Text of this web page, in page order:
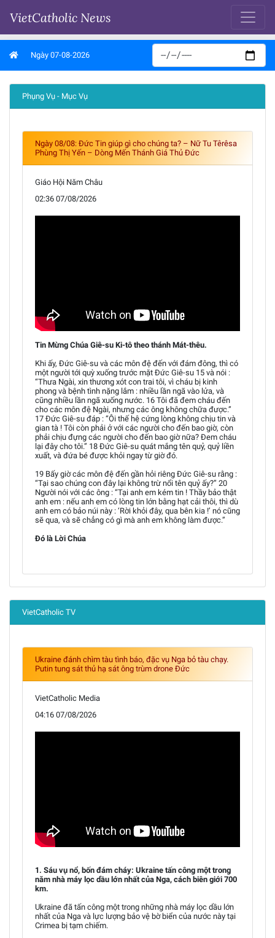
VietCatholic News
Ngày 07-08-2026
Phụng Vụ - Mục Vụ
Ngày 08/08: Đức Tin giúp gì cho chúng ta? – Nữ Tu Têrêsa
Phùng Thị Yến – Dòng Mến Thánh Giá Thủ Đức
Giáo Hội Năm Châu
02:36 07/08/2026
Tin Mừng Chúa Giê-su Ki-tô theo thánh Mát-thêu.
Khi ấy, Đức Giê-su và các môn đệ đến với đám đông, thì có
một người tới quỳ xuống trước mặt Đức Giê-su 15 và nói :
“Thưa Ngài, xin thương xót con trai tôi, vì cháu bị kinh
phong và bệnh tình nặng lắm : nhiều lần ngã vào lửa, và
cũng nhiều lần ngã xuống nước. 16 Tôi đã đem cháu đến
cho các môn đệ Ngài, nhưng các ông không chữa được.”
17 Đức Giê-su đáp : “Ôi thế hệ cứng lòng không chịu tin và
gian tà ! Tôi còn phải ở với các người cho đến bao giờ, còn
phải chịu đựng các người cho đến bao giờ nữa? Đem cháu
lại đây cho tôi.” 18 Đức Giê-su quát mắng tên quỷ, quỷ liền
xuất, và đứa bé được khỏi ngay từ giờ đó.
19 Bấy giờ các môn đệ đến gần hỏi riêng Đức Giê-su rằng :
“Tại sao chúng con đây lại không trừ nổi tên quỷ ấy?” 20
Người nói với các ông : “Tại anh em kém tin ! Thầy bảo thật
anh em : nếu anh em có lòng tin lớn bằng hạt cải thôi, thì dù
anh em có bảo núi này : ‘Rời khỏi đây, qua bên kia !’ nó cũng
sẽ qua, và sẽ chẳng có gì mà anh em không làm được.”
Đó là Lời Chúa
VietCatholic TV
Ukraine đánh chìm tàu tình báo, đặc vụ Nga bỏ tàu chạy.
Putin tung sát thủ hạ sát ông trùm drone Đức
VietCatholic Media
04:16 07/08/2026
1. Sáu vụ nổ, bốn đám cháy: Ukraine tấn công một trong
năm nhà máy lọc dầu lớn nhất của Nga, cách biên giới 700
km.
Ukraine đã tấn công một trong những nhà máy lọc dầu lớn
nhất của Nga và lực lượng bảo vệ bờ biển của nước này tại
Crimea bị tạm chiếm.